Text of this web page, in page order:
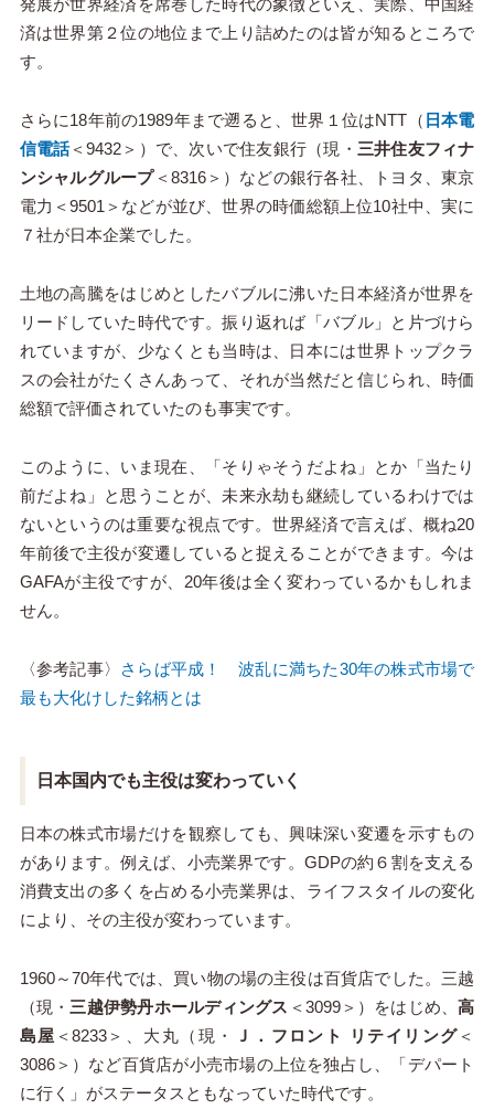
発展が世界経済を席巻した時代の象徴といえ、実際、中国経
済は世界第２位の地位まで上り詰めたのは皆が知るところで
す。
さらに18年前の1989年まで遡ると、世界１位はNTT（ 日本電
信電話＜9432＞）で、次いで住友銀行（現・ 三井住友フィナ
ンシャルグループ＜8316＞）などの銀行各社、トヨタ、東京
電力＜9501＞などが並び、世界の時価総額上位10社中、実に
７社が日本企業でした。
土地の高騰をはじめとしたバブルに沸いた日本経済が世界を
リードしていた時代です。振り返れば「バブル」と片づけら
れていますが、少なくとも当時は、日本には世界トップクラ
スの会社がたくさんあって、それが当然だと信じられ、時価
総額で評価されていたのも事実です。
このように、いま現在、「そりゃそうだよね」とか「当たり
前だよね」と思うことが、未来永劫も継続しているわけでは
ないというのは重要な視点です。世界経済で言えば、概ね20
年前後で主役が変遷していると捉えることができます。今は
GAFAが主役ですが、20年後は全く変わっているかもしれま
せん。
〈参考記事〉
さらば平成！ 波乱に満ちた30年の株式市場で
最も大化けした銘柄とは
日本国内でも主役は変わっていく
日本の株式市場だけを観察しても、興味深い変遷を示すもの
があります。例えば、小売業界です。GDPの約６割を支える
消費支出の多くを占める小売業界は、ライフスタイルの変化
により、その主役が変わっています。
1960～70年代では、買い物の場の主役は百貨店でした。三越
（現・ 三越伊勢丹ホールディングス ＜3099＞）をはじめ、高
島屋 ＜8233＞、大丸（現・ Ｊ．フロント リテイリング ＜
3086＞）など百貨店が小売市場の上位を独占し、「デパート
に行く」がステータスともなっていた時代です。